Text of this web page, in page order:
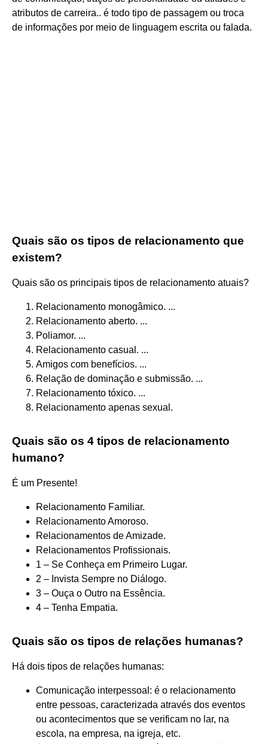
atributos de carreira.. é todo tipo de passagem ou troca
de informações por meio de linguagem escrita ou falada.
Quais são os tipos de relacionamento que
existem?
Quais são os principais tipos de relacionamento atuais?
Relacionamento monogâmico. ...
Relacionamento aberto. ...
Poliamor. ...
Relacionamento casual. ...
Amigos com benefícios. ...
Relação de dominação e submissão. ...
Relacionamento tóxico. ...
Relacionamento apenas sexual.
Quais são os 4 tipos de relacionamento
humano?
É um Presente!
Relacionamento Familiar.
Relacionamento Amoroso.
Relacionamentos de Amizade.
Relacionamentos Profissionais.
1 – Se Conheça em Primeiro Lugar.
2 – Invista Sempre no Diálogo.
3 – Ouça o Outro na Essência.
4 – Tenha Empatia.
Quais são os tipos de relações humanas?
Há dois tipos de relações humanas:
Comunicação interpessoal: é o relacionamento
entre pessoas, caracterizada através dos eventos
ou acontecimentos que se verificam no lar, na
escola, na empresa, na igreja, etc.